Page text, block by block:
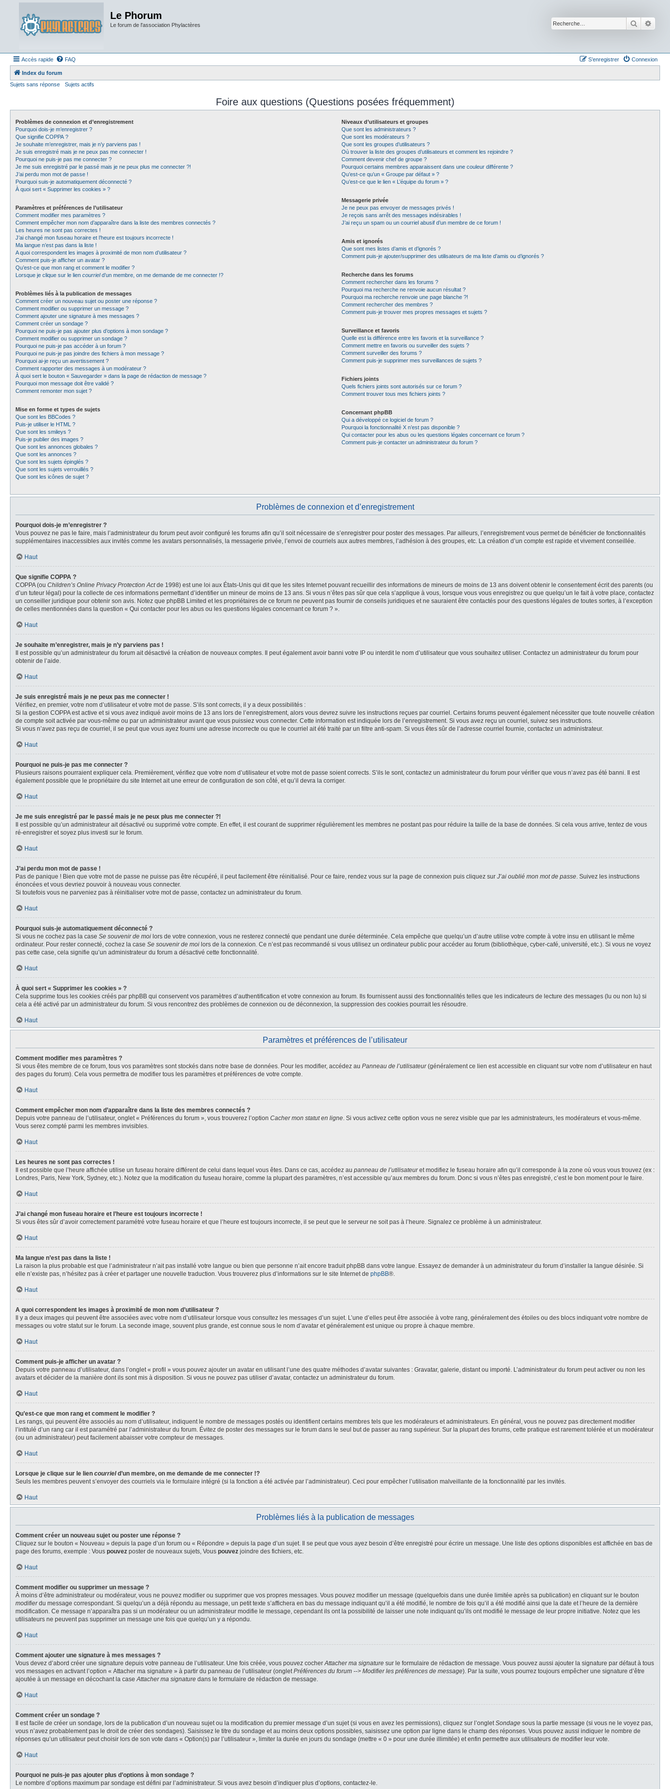
Le Phorum
Le forum de l'association Phylactères
Accès rapide FAQ Connexion
S’enregistrer
Index du forum
Sujets sans réponse
Sujets actifs
Foire aux questions (Questions posées fréquemment)
Problèmes de connexion et d’enregistrement
Pourquoi dois-je m’enregistrer ?
Que signifie COPPA ?
Je souhaite m’enregistrer, mais je n’y parviens pas !
Je suis enregistré mais je ne peux pas me connecter !
Pourquoi ne puis-je pas me connecter ?
Je me suis enregistré par le passé mais je ne peux plus me connecter ?!
J’ai perdu mon mot de passe !
Pourquoi suis-je automatiquement déconnecté ?
À quoi sert « Supprimer les cookies » ?
Paramètres et préférences de l’utilisateur
Comment modifier mes paramètres ?
Comment empêcher mon nom d’apparaître dans la liste des membres connectés ?
Les heures ne sont pas correctes !
J’ai changé mon fuseau horaire et l’heure est toujours incorrecte !
Ma langue n’est pas dans la liste !
A quoi correspondent les images à proximité de mon nom d’utilisateur ?
Comment puis-je afficher un avatar ?
Qu’est-ce que mon rang et comment le modifier ?
Lorsque je clique sur le lien courrield’un membre, on me demande de me connecter !?
Problèmes liés à la publication de messages
Comment créer un nouveau sujet ou poster une réponse ?
Comment modifier ou supprimer un message ?
Comment ajouter une signature à mes messages ?
Comment créer un sondage ?
Pourquoi ne puis-je pas ajouter plus d’options à mon sondage ?
Comment modifier ou supprimer un sondage ?
Pourquoi ne puis-je pas accéder à un forum ?
Pourquoi ne puis-je pas joindre des fichiers à mon message ?
Pourquoi ai-je reçu un avertissement ?
Comment rapporter des messages à un modérateur ?
À quoi sert le bouton « Sauvegarder » dans la page de rédaction de message ?
Pourquoi mon message doit être validé ?
Comment remonter mon sujet ?
Mise en forme et types de sujets
Que sont les BBCodes ?
Puis-je utiliser le HTML ?
Que sont les smileys ?
Puis-je publier des images ?
Que sont les annonces globales ?
Que sont les annonces ?
Que sont les sujets épinglés ?
Que sont les sujets verrouillés ?
Que sont les icônes de sujet ?
Niveaux d’utilisateurs et groupes
Que sont les administrateurs ?
Que sont les modérateurs ?
Que sont les groupes d’utilisateurs ?
Où trouver la liste des groupes d’utilisateurs et comment les rejoindre ?
Comment devenir chef de groupe ?
Pourquoi certains membres apparaissent dans une couleur différente ?
Qu’est-ce qu’un « Groupe par défaut » ?
Qu’est-ce que le lien « L’équipe du forum » ?
Messagerie privée
Je ne peux pas envoyer de messages privés !
Je reçois sans arrêt des messages indésirables !
J’ai reçu un spam ou un courriel abusif d’un membre de ce forum !
Amis et ignorés
Que sont mes listes d’amis et d’ignorés ?
Comment puis-je ajouter/supprimer des utilisateurs de ma liste d’amis ou d’ignorés ?
Recherche dans les forums
Comment rechercher dans les forums ?
Pourquoi ma recherche ne renvoie aucun résultat ?
Pourquoi ma recherche renvoie une page blanche ?!
Comment rechercher des membres ?
Comment puis-je trouver mes propres messages et sujets ?
Surveillance et favoris
Quelle est la différence entre les favoris et la surveillance ?
Comment mettre en favoris ou surveiller des sujets ?
Comment surveiller des forums ?
Comment puis-je supprimer mes surveillances de sujets ?
Fichiers joints
Quels fichiers joints sont autorisés sur ce forum ?
Comment trouver tous mes fichiers joints ?
Concernant phpBB
Qui a développé ce logiciel de forum ?
Pourquoi la fonctionnalité X n’est pas disponible ?
Qui contacter pour les abus ou les questions légales concernant ce forum ?
Comment puis-je contacter un administrateur du forum ?
Problèmes de connexion et d’enregistrement
Pourquoi dois-je m’enregistrer ?
Vous pouvez ne pas le faire, mais l’administrateur du forum peut avoir configuré les forums afin qu’il soit nécessaire de s’enregistrer pour poster des messages. Par ailleurs, l’enregistrement vous permet de bénéficier de fonctionnalités
supplémentaires inaccessibles aux invités comme les avatars personnalisés, la messagerie privée, l’envoi de courriels aux autres membres, l’adhésion à des groupes, etc. La création d’un compte est rapide et vivement conseillée.
Haut
Que signifie COPPA ?
COPPA (ou Children’s Online Privacy Protection Actde 1998) est une loi aux États-Unis qui dit que les sites Internet pouvant recueillir des informations de mineurs de moins de 13 ans doivent obtenir le consentement écrit des parents (ou
d’un tuteur légal) pour la collecte de ces informations permettant d’identifier un mineur de moins de 13 ans. Si vous n’êtes pas sûr que cela s’applique à vous, lorsque vous vous enregistrez ou que quelqu’un le fait à votre place, contactez
un conseiller juridique pour obtenir son avis. Notez que phpBB Limited et les propriétaires de ce forum ne peuvent pas fournir de conseils juridiques et ne sauraient être contactés pour des questions légales de toutes sortes, à l’exception
de celles mentionnées dans la question « Qui contacter pour les abus ou les questions légales concernant ce forum ? ».
Haut
Je souhaite m’enregistrer, mais je n’y parviens pas !
Il est possible qu’un administrateur du forum ait désactivé la création de nouveaux comptes. Il peut également avoir banni votre IP ou interdit le nom d’utilisateur que vous souhaitez utiliser. Contactez un administrateur du forum pour
obtenir de l’aide.
Haut
Je suis enregistré mais je ne peux pas me connecter !
Vérifiez, en premier, votre nom d’utilisateur et votre mot de passe. S’ils sont corrects, il y a deux possibilités :
Si la gestion COPPA est active et si vous avez indiqué avoir moins de 13 ans lors de l’enregistrement, alors vous devrez suivre les instructions reçues par courriel. Certains forums peuvent également nécessiter que toute nouvelle création
de compte soit activée par vous-même ou par un administrateur avant que vous puissiez vous connecter. Cette information est indiquée lors de l’enregistrement. Si vous avez reçu un courriel, suivez ses instructions.
Si vous n’avez pas reçu de courriel, il se peut que vous ayez fourni une adresse incorrecte ou que le courriel ait été traité par un filtre anti-spam. Si vous êtes sûr de l’adresse courriel fournie, contactez un administrateur.
Haut
Pourquoi ne puis-je pas me connecter ?
Plusieurs raisons pourraient expliquer cela. Premièrement, vérifiez que votre nom d’utilisateur et votre mot de passe soient corrects. S’ils le sont, contactez un administrateur du forum pour vérifier que vous n’avez pas été banni. Il est
également possible que le propriétaire du site Internet ait une erreur de configuration de son côté, et qu’il devra la corriger.
Haut
Je me suis enregistré par le passé mais je ne peux plus me connecter ?!
Il est possible qu’un administrateur ait désactivé ou supprimé votre compte. En effet, il est courant de supprimer régulièrement les membres ne postant pas pour réduire la taille de la base de données. Si cela vous arrive, tentez de vous
ré-enregistrer et soyez plus investi sur le forum.
Haut
J’ai perdu mon mot de passe !
Pas de panique ! Bien que votre mot de passe ne puisse pas être récupéré, il peut facilement être réinitialisé. Pour ce faire, rendez vous sur la page de connexion puis cliquez sur J’ai oublié mon mot de passe. Suivez les instructions
énoncées et vous devriez pouvoir à nouveau vous connecter.
Si toutefois vous ne parveniez pas à réinitialiser votre mot de passe, contactez un administrateur du forum.
Haut
Pourquoi suis-je automatiquement déconnecté ?
Si vous ne cochez pas la case Se souvenir de moi lors de votre connexion, vous ne resterez connecté que pendant une durée déterminée. Cela empêche que quelqu’un d’autre utilise votre compte à votre insu en utilisant le même
ordinateur. Pour rester connecté, cochez la case Se souvenir de moi lors de la connexion. Ce n’est pas recommandé si vous utilisez un ordinateur public pour accéder au forum (bibliothèque, cyber-café, université, etc.). Si vous ne voyez
pas cette case, cela signifie qu’un administrateur du forum a désactivé cette fonctionnalité.
Haut
À quoi sert « Supprimer les cookies » ?
Cela supprime tous les cookies créés par phpBB qui conservent vos paramètres d’authentification et votre connexion au forum. Ils fournissent aussi des fonctionnalités telles que les indicateurs de lecture des messages (lu ou non lu) si
cela a été activé par un administrateur du forum. Si vous rencontrez des problèmes de connexion ou de déconnexion, la suppression des cookies pourrait les résoudre.
Haut
Paramètres et préférences de l’utilisateur
Comment modifier mes paramètres ?
Si vous êtes membre de ce forum, tous vos paramètres sont stockés dans notre base de données. Pour les modifier, accédez au Panneau de l’utilisateur(généralement ce lien est accessible en cliquant sur votre nom d’utilisateur en haut
des pages du forum). Cela vous permettra de modifier tous les paramètres et préférences de votre compte.
Haut
Comment empêcher mon nom d’apparaître dans la liste des membres connectés ?
Depuis votre panneau de l’utilisateur, onglet « Préférences du forum », vous trouverez l’option Cacher mon statut en ligne. Si vous activez cette option vous ne serez visible que par les administrateurs, les modérateurs et vous-même.
Vous serez compté parmi les membres invisibles.
Haut
Les heures ne sont pas correctes !
Il est possible que l’heure affichée utilise un fuseau horaire différent de celui dans lequel vous êtes. Dans ce cas, accédez au panneau de l’utilisateuret modifiez le fuseau horaire afin qu’il corresponde à la zone où vous vous trouvez (ex :
Londres, Paris, New York, Sydney, etc.). Notez que la modification du fuseau horaire, comme la plupart des paramètres, n’est accessible qu’aux membres du forum. Donc si vous n’êtes pas enregistré, c’est le bon moment pour le faire.
Haut
J’ai changé mon fuseau horaire et l’heure est toujours incorrecte !
Si vous êtes sûr d’avoir correctement paramétré votre fuseau horaire et que l’heure est toujours incorrecte, il se peut que le serveur ne soit pas à l’heure. Signalez ce problème à un administrateur.
Haut
Ma langue n’est pas dans la liste !
La raison la plus probable est que l’administrateur n’ait pas installé votre langue ou bien que personne n’ait encore traduit phpBB dans votre langue. Essayez de demander à un administrateur du forum d’installer la langue désirée. Si
elle n’existe pas, n’hésitez pas à créer et partager une nouvelle traduction. Vous trouverez plus d’informations sur le site Internet de phpBB®.
Haut
A quoi correspondent les images à proximité de mon nom d’utilisateur ?
Il y a deux images qui peuvent être associées avec votre nom d’utilisateur lorsque vous consultez les messages d’un sujet. L’une d’elles peut être associée à votre rang, généralement des étoiles ou des blocs indiquant votre nombre de
messages ou votre statut sur le forum. La seconde image, souvent plus grande, est connue sous le nom d’avatar et généralement est unique ou propre à chaque membre.
Haut
Comment puis-je afficher un avatar ?
Depuis votre panneau d’utilisateur, dans l’onglet « profil » vous pouvez ajouter un avatar en utilisant l’une des quatre méthodes d’avatar suivantes : Gravatar, galerie, distant ou importé. L’administrateur du forum peut activer ou non les
avatars et décider de la manière dont ils sont mis à disposition. Si vous ne pouvez pas utiliser d’avatar, contactez un administrateur du forum.
Haut
Qu’est-ce que mon rang et comment le modifier ?
Les rangs, qui peuvent être associés au nom d’utilisateur, indiquent le nombre de messages postés ou identifient certains membres tels que les modérateurs et administrateurs. En général, vous ne pouvez pas directement modifier
l’intitulé d’un rang car il est paramétré par l’administrateur du forum. Évitez de poster des messages sur le forum dans le seul but de passer au rang supérieur. Sur la plupart des forums, cette pratique est rarement tolérée et un modérateur
(ou un administrateur) peut facilement abaisser votre compteur de messages.
Haut
Lorsque je clique sur le lien courrield’un membre, on me demande de me connecter !?
Seuls les membres peuvent s’envoyer des courriels via le formulaire intégré (si la fonction a été activée par l’administrateur). Ceci pour empêcher l’utilisation malveillante de la fonctionnalité par les invités.
Haut
Problèmes liés à la publication de messages
Comment créer un nouveau sujet ou poster une réponse ?
Cliquez sur le bouton « Nouveau » depuis la page d’un forum ou « Répondre » depuis la page d’un sujet. Il se peut que vous ayez besoin d’être enregistré pour écrire un message. Une liste des options disponibles est affichée en bas de
page des forums, exemple : Vous pouvez poster de nouveaux sujets, Vous pouvez joindre des fichiers, etc.
Haut
Comment modifier ou supprimer un message ?
À moins d’être administrateur ou modérateur, vous ne pouvez modifier ou supprimer que vos propres messages. Vous pouvez modifier un message (quelquefois dans une durée limitée après sa publication) en cliquant sur le bouton
modifierdu message correspondant. Si quelqu’un a déjà répondu au message, un petit texte s’affichera en bas du message indiquant qu’il a été modifié, le nombre de fois qu’il a été modifié ainsi que la date et l’heure de la dernière
modification. Ce message n’apparaîtra pas si un modérateur ou un administrateur modifie le message, cependant ils ont la possibilité de laisser une note indiquant qu’ils ont modifié le message de leur propre initiative. Notez que les
utilisateurs ne peuvent pas supprimer un message une fois que quelqu’un y a répondu.
Haut
Comment ajouter une signature à mes messages ?
Vous devez d’abord créer une signature depuis votre panneau de l’utilisateur. Une fois créée, vous pouvez cocherAttacher ma signature sur le formulaire de rédaction de message. Vous pouvez aussi ajouter la signature par défaut à tous
vos messages en activant l’option « Attacher ma signature » à partir du panneau de l’utilisateur (ongletPréférences du forum --> Modifier les préférences de message). Par la suite, vous pourrez toujours empêcher une signature d’être
ajoutée à un message en décochant la caseAttacher ma signature dans le formulaire de rédaction de message.
Haut
Comment créer un sondage ?
Il est facile de créer un sondage, lors de la publication d’un nouveau sujet ou la modification du premier message d’un sujet (si vous en avez les permissions), cliquez sur l’ongletSondage sous la partie message (si vous ne le voyez pas,
vous n’avez probablement pas le droit de créer des sondages). Saisissez le titre du sondage et au moins deux options possibles, saisissez une option par ligne dans le champ des réponses. Vous pouvez aussi indiquer le nombre de
réponses qu’un utilisateur peut choisir lors de son vote dans « Option(s) par l’utilisateur », limiter la durée en jours du sondage (mettre « 0 » pour une durée illimitée) et enfin permettre aux utilisateurs de modifier leur vote.
Haut
Pourquoi ne puis-je pas ajouter plus d’options à mon sondage ?
Le nombre d’options maximum par sondage est défini par l’administrateur. Si vous avez besoin d’indiquer plus d’options, contactez-le.